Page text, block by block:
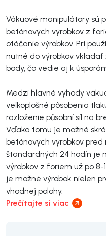
Vákuové manipulátory sú
betónových výrobkov z
otáčanie výrobkov. Pri
nutné do výrobkov
body, čo vedie aj k
Medzi hlavné výhody
veľkoplošné pôsobenia
rozloženie působní síl na
Vďaka tomu je možné
betónových výrobkov
štandardných 24 hodín je
výrobkov z foriem už po
je možné výrobok nielen
vhodnej polohy.
Prečítajte si viac